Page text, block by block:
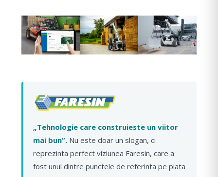
„Tehnologie care construieste un viitor
mai bun”. Nu este doar un slogan, ci
reprezinta perfect viziunea Faresin, care a
fost unul dintre punctele de referinta pe piata